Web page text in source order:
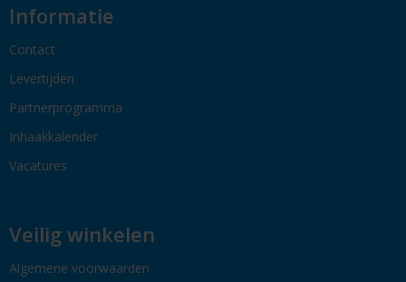
Informatie
Contact
Levertijden
Partnerprogramma
Inhaakkalender
Vacatures
Veilig winkelen
Algemene voorwaarden